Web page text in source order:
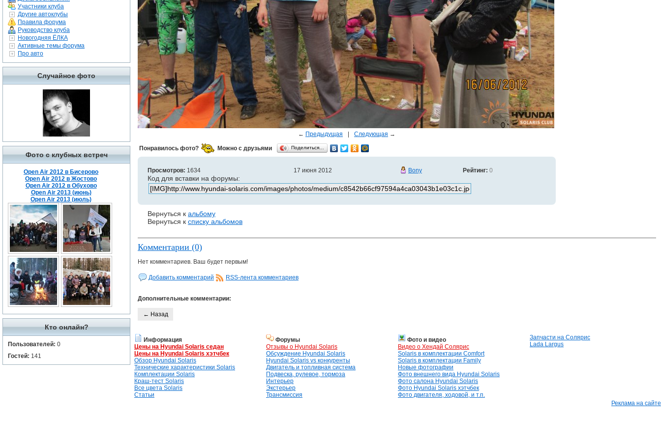
Участники клуба
Другие автоклубы
Правила форума
Руководство клуба
Новогодняя ЁЛКА
Активные темы форума
Про авто
Случайное фото
Фото с клубных встреч
Open Air 2012 в Бисерово
Open Air 2012 в Жостово
Open Air 2012 в Обухово
Open Air 2013 (июнь)
Open Air 2013 (июль)
Кто онлайн?
Пользователей: 0
Гостей: 141
← Предыдущая Следующая →
Понравилось фото? Можно с друзьями Поделиться…
Просмотров: 1634 17 июня 2012 Bony Рейтинг: 0
Код для вставки на форумы:
Вернуться к альбому
Вернуться к списку альбомов
Комментарии (0)
Нет комментариев. Ваш будет первым!
Добавить комментарий RSS-лента комментариев
Дополнительные комментарии:
← Назад
Информация
Цены на Hyundai Solaris седан
Цены на Hyundai Solaris хэтчбек
Обзор Hyundai Solaris
Технические характеристики Solaris
Комплектации Solaris
Краш-тест Solaris
Все цвета Solaris
Статьи
Форумы
Отзывы о Hyundai Solaris
Обсуждение Hyundai Solaris
Hyundai Solaris vs конкуренты
Двигатель и топливная система
Подвеска, рулевое, тормоза
Интерьер
Экстерьер
Трансмиссия
Фото и видео
Видео о Хендай Солярис
Solaris в комплектации Comfort
Solaris в комплектации Family
Новые фотографии
Фото внешнего вида Hyundai Solaris
Фото салона Hyundai Solaris
Фото Hyundai Solaris хэтчбек
Фото двигателя, ходовой, и т.п.
Запчасти на Солярис
Lada Largus
Реклама на сайте